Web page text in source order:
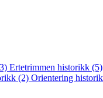
Ertetrimmen historikk (5)
(2) Orientering